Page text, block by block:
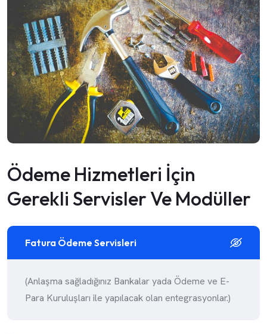
Ödeme Hizmetleri İçin
Gerekli Servisler Ve Modüller
Fatura Ödeme Servisleri
(Anlaşma sağladığınız Bankalar yada Ödeme ve E-
Para Kuruluşları ile yapılacak olan entegrasyonlar.)